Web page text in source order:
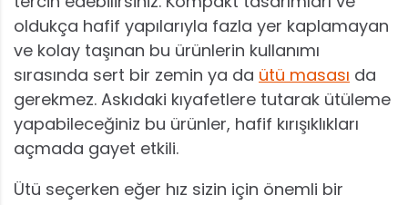
oldukça hafif yapılarıyla fazla yer kaplamayan
ve kolay taşınan bu ürünlerin kullanımı
sırasında sert bir zemin ya da ütü masası da
gerekmez. Askıdaki kıyafetlere tutarak ütüleme
yapabileceğiniz bu ürünler, hafif kırışıklıkları
açmada gayet etkili.
Ütü seçerken eğer hız sizin için önemli bir